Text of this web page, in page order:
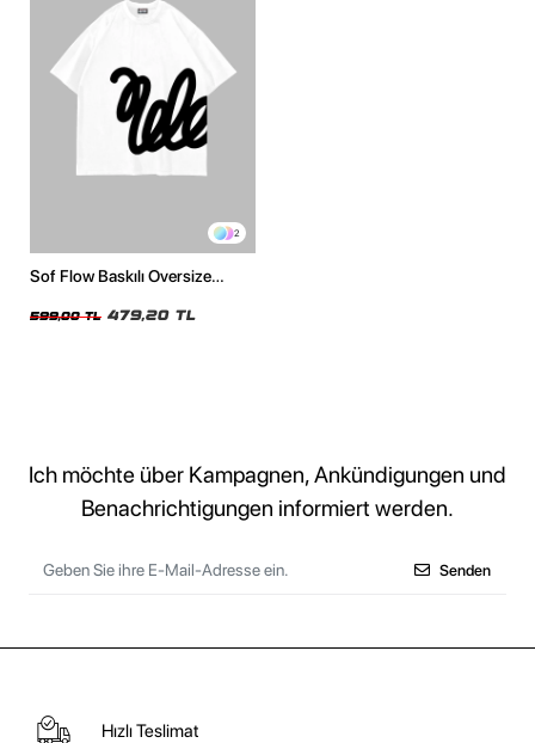
2
Sof Flow Baskılı Oversize
599,00 TL 479,20 TL
Ich möchte über Kampagnen, Ankündigungen und
Benachrichtigungen informiert werden.
Senden
Hızlı Teslimat